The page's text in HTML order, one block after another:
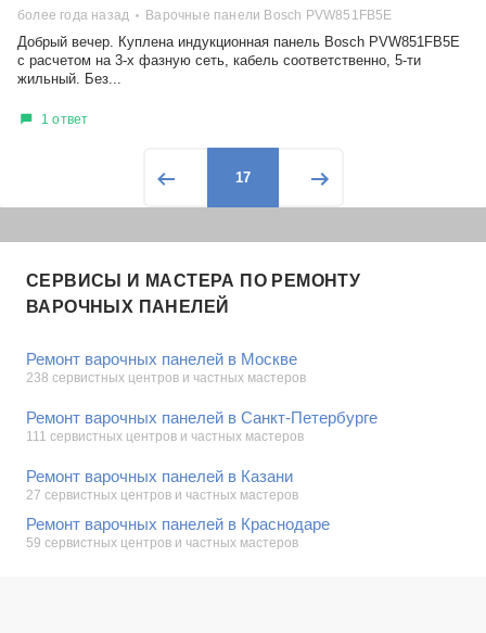
более года назад Варочные панели Bosch PVW851FB5E
Добрый вечер. Куплена индукционная панель Bosch PVW851FB5E
с расчетом на 3-х фазную сеть, кабель соответственно, 5-ти
жильный. Без...
1 ответ
17
СЕРВИСЫ И МАСТЕРА ПО РЕМОНТУ
ВАРОЧНЫХ ПАНЕЛЕЙ
Ремонт варочных панелей в Москве
238 сервистных центров и частных мастеров
Ремонт варочных панелей в Санкт-Петербурге
111 сервистных центров и частных мастеров
Ремонт варочных панелей в Казани
27 сервистных центров и частных мастеров
Ремонт варочных панелей в Краснодаре
59 сервистных центров и частных мастеров